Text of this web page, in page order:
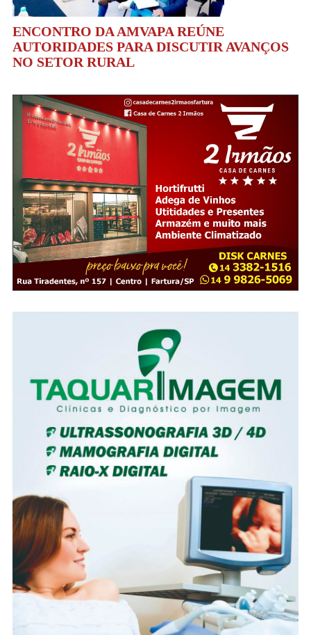
ENCONTRO DA AMVAPA REÚNE
AUTORIDADES PARA DISCUTIR AVANÇOS
NO SETOR RURAL